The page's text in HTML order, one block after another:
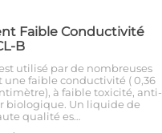
Faible Conductivité
B
utilisé par de nombreuses
une faible conductivité ( 0,36
à faible toxicité, anti-
biologique. Un liquide de
qualité es…